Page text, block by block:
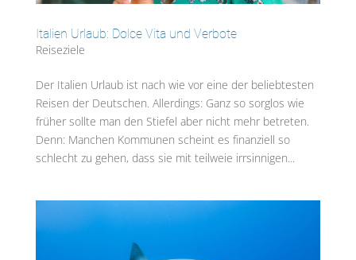
Italien Urlaub: Dolce Vita und Verbote
Reiseziele
Der Italien Urlaub ist nach wie vor eine der beliebtesten
Reisen der Deutschen. Allerdings: Ganz so sorglos wie
früher sollte man den Stiefel aber nicht mehr betreten.
Denn: Manchen Kommunen scheint es finanziell so
schlecht zu gehen, dass sie mit teilweie irrsinnigen...